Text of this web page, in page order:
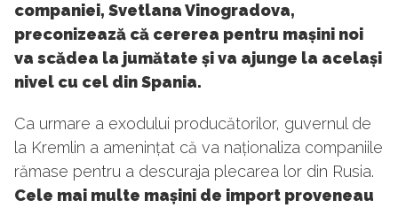
companiei, Svetlana Vinogradova,
preconizează că cererea pentru mașini noi
va scădea la jumătate și va ajunge la același
nivel cu cel din Spania.
Ca urmare a exodului producătorilor, guvernul de
la Kremlin a amenințat că va naționaliza companiile
rămase pentru a descuraja plecarea lor din Rusia.
Cele mai multe mașini de import proveneau